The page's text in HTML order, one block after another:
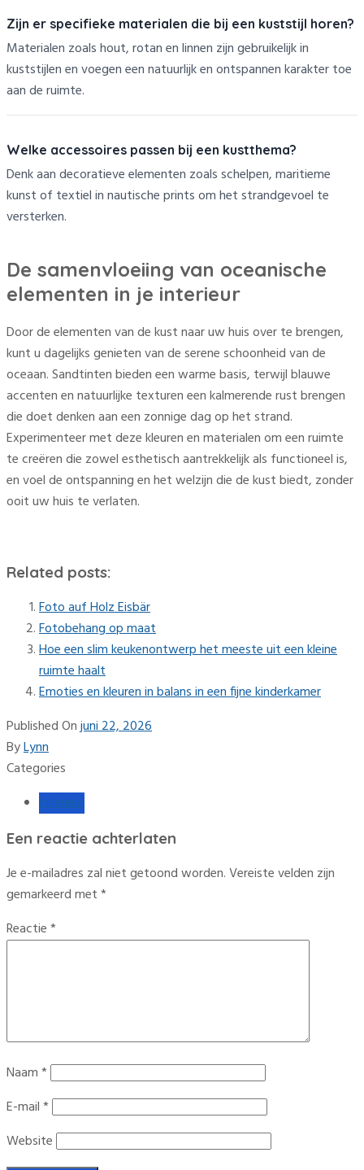
Zijn er specifieke materialen die bij een kuststijl horen?
Materialen zoals hout, rotan en linnen zijn gebruikelijk in
kuststijlen en voegen een natuurlijk en ontspannen karakter toe
aan de ruimte.
Welke accessoires passen bij een kustthema?
Denk aan decoratieve elementen zoals schelpen, maritieme
kunst of textiel in nautische prints om het strandgevoel te
versterken.
De samenvloeiing van oceanische
elementen in je interieur
Door de elementen van de kust naar uw huis over te brengen,
kunt u dagelijks genieten van de serene schoonheid van de
oceaan. Sandtinten bieden een warme basis, terwijl blauwe
accenten en natuurlijke texturen een kalmerende rust brengen
die doet denken aan een zonnige dag op het strand.
Experimenteer met deze kleuren en materialen om een ruimte
te creëren die zowel esthetisch aantrekkelijk als functioneel is,
en voel de ontspanning en het welzijn die de kust biedt, zonder
ooit uw huis te verlaten.
Related posts:
Foto auf Holz Eisbär
Fotobehang op maat
Hoe een slim keukenontwerp het meeste uit een kleine
ruimte haalt
Emoties en kleuren in balans in een fijne kinderkamer
Published Onjuni 22, 2026
ByLynn
Categories
Interieur
Een reactie achterlaten
Je e-mailadres zal niet getoond worden.Vereiste velden zijn
gemarkeerd met*
Reactie*
Naam*
E-mail*
Website